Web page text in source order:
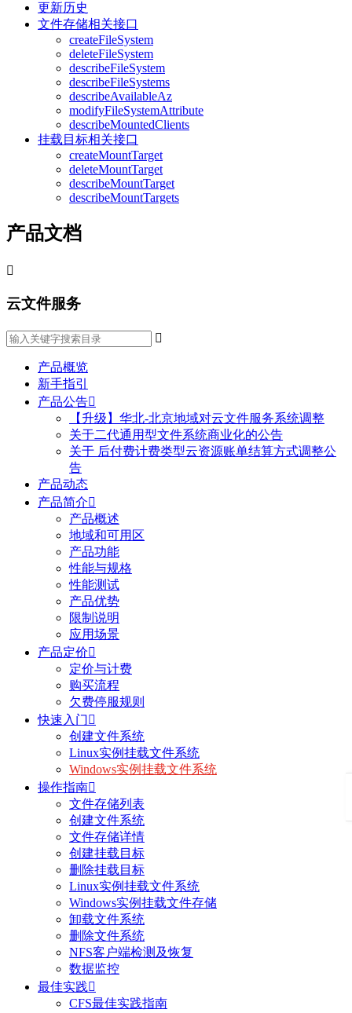
更新历史
文件存储相关接口
createFileSystem
deleteFileSystem
describeFileSystem
describeFileSystems
describeAvailableAz
modifyFileSystemAttribute
describeMountedClients
挂载目标相关接口
createMountTarget
deleteMountTarget
describeMountTarget
describeMountTargets
产品文档

云文件服务

产品概览
新手指引
产品公告
【升级】华北-北京地域对云文件服务系统调整
关于二代通用型文件系统商业化的公告
关于 后付费计费类型云资源账单结算方式调整公
告
产品动态
产品简介
产品概述
地域和可用区
产品功能
性能与规格
性能测试
产品优势
限制说明
应用场景
产品定价
定价与计费
购买流程
欠费停服规则
快速入门 
创建文件系统
Linux实例挂载文件系统
Windows实例挂载文件系统
操作指南
文件存储列表
创建文件系统
文件存储详情
创建挂载目标
删除挂载目标
Linux实例挂载文件系统
Windows实例挂载文件存储
卸载文件系统
删除文件系统
NFS客户端检测及恢复
数据监控
最佳实践
CFS最佳实践指南